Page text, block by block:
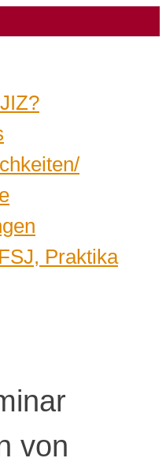
Praktika
von